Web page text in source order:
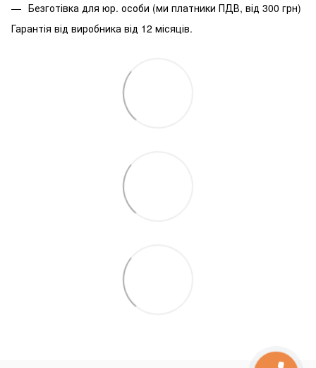
Безготівка для юр. особи (ми платники ПДВ, від 300 грн)
Гарантія від виробника від 12 місяців.